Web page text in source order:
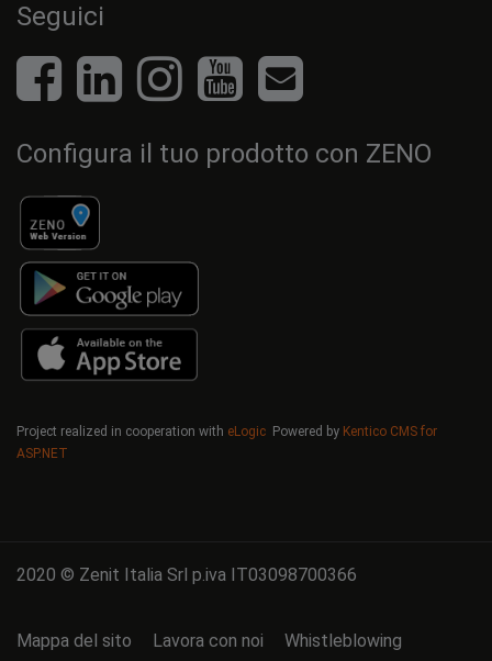
Seguici
Configura il tuo prodotto con ZENO
Project realized in cooperation with eLogic Powered by Kentico CMS for
ASP.NET
2020 © Zenit Italia Srl p.iva IT03098700366
Mappa del sito Lavora con noi Whistleblowing